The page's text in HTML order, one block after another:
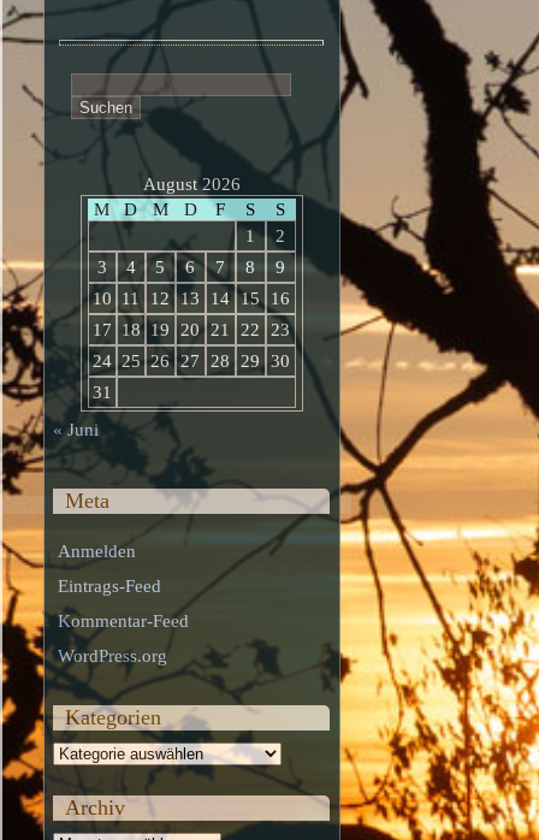
nach:
August 2026
M
D M D F S
S
1
2
3
4 5 6 7 8
9
10
11 12 13 14 15
16
17
18 19 20 21 22
23
24 25 26 27 28 29
30
31
« Juni
Meta
Anmelden
Eintrags-Feed
Kommentar-Feed
WordPress.org
Kategorien
Kategorien
Archiv